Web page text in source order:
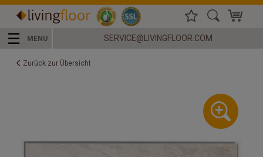
☰ MENU SERVICE@LIVINGFLOOR.COM
Zurück zur Übersicht